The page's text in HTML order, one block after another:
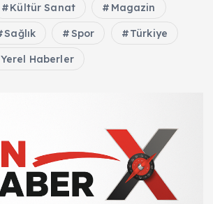
Kültür Sanat Magazin
Sağlık Spor Türkiye
Yerel Haberler